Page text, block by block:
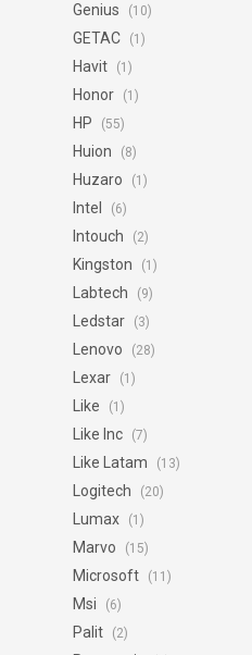
Genius (10)
GETAC (1)
Havit (1)
Honor (1)
HP (55)
Huion (8)
Huzaro (1)
Intel (6)
Intouch (2)
Kingston (1)
Labtech (9)
Ledstar (3)
Lenovo (28)
Lexar (1)
Like (1)
Like Inc (7)
Like Latam (13)
Logitech (20)
Lumax (1)
Marvo (15)
Microsoft (11)
Msi (6)
Palit (2)